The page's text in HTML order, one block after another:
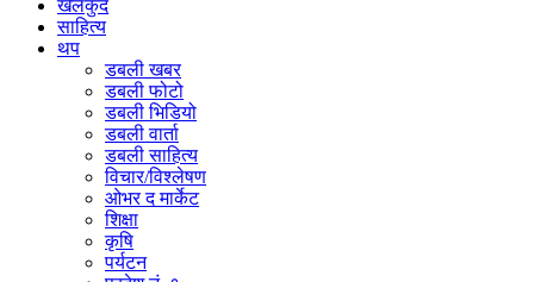
खेलकुद
साहित्य
थप
डबली खबर
डबली फोटो
डबली भिडियो
डबली वार्ता
डबली साहित्य
विचार/विश्‍लेषण
ओभर द मार्केट
शिक्षा
कृषि
पर्यटन